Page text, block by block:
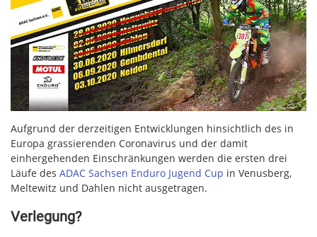
Aufgrund der derzeitigen Entwicklungen hinsichtlich des in
Europa grassierenden Coronavirus und der damit
einhergehenden Einschränkungen werden die ersten drei
Läufe des ADAC Sachsen Enduro Jugend Cup in Venusberg,
Meltewitz und Dahlen nicht ausgetragen.
Verlegung?